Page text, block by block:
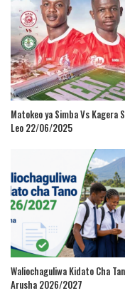
Matokeo ya Simba Vs Kagera
Leo 22/06/2025
Waliochaguliwa Kidato Cha
Arusha 2026/2027